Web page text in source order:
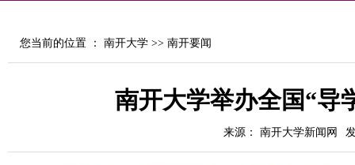
您当前的位置 ： 南开大学 >> 南开要闻
南开大学举办全国“导
来源： 南开大学新闻网